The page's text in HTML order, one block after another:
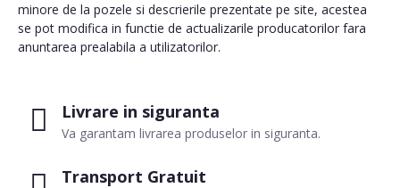
Livrare in siguranta
Va garantam livrarea produselor in siguranta.
Transport Gratuit
minore de la pozele si descrierile prezentate pe site, acestea
se pot modifica in functie de actualizarile producatorilor fara
anuntarea prealabila a utilizatorilor.